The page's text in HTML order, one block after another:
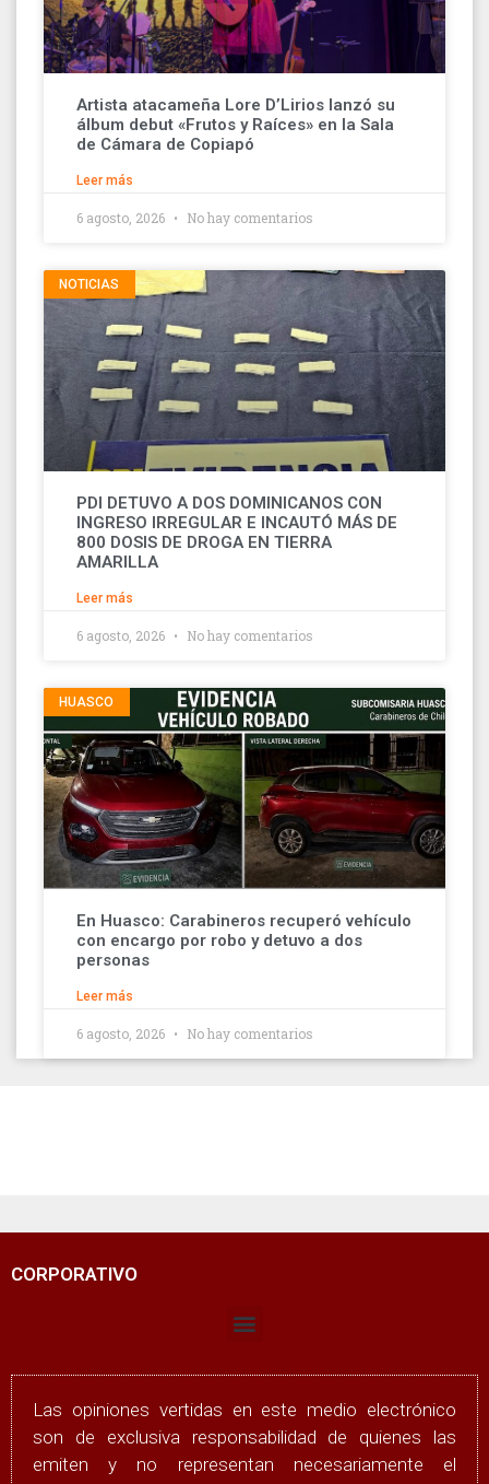
Artista atacameña Lore D’Lirios lanzó su
álbum debut «Frutos y Raíces» en la Sala
de Cámara de Copiapó
Leer más
6 agosto, 2026 No hay comentarios
NOTICIAS
PDI DETUVO A DOS DOMINICANOS CON
INGRESO IRREGULAR E INCAUTÓ MÁS DE
800 DOSIS DE DROGA EN TIERRA
AMARILLA
Leer más
6 agosto, 2026 No hay comentarios
HUASCO
En Huasco: Carabineros recuperó vehículo
con encargo por robo y detuvo a dos
personas
Leer más
6 agosto, 2026 No hay comentarios
CORPORATIVO
Las opiniones vertidas en este medio electrónico
son de exclusiva responsabilidad de quienes las
emiten y no representan necesariamente el